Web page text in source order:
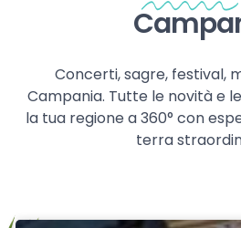
Concerti, sagre, festival,
Campania. Tutte le novità e
la tua regione a 360° con
terra